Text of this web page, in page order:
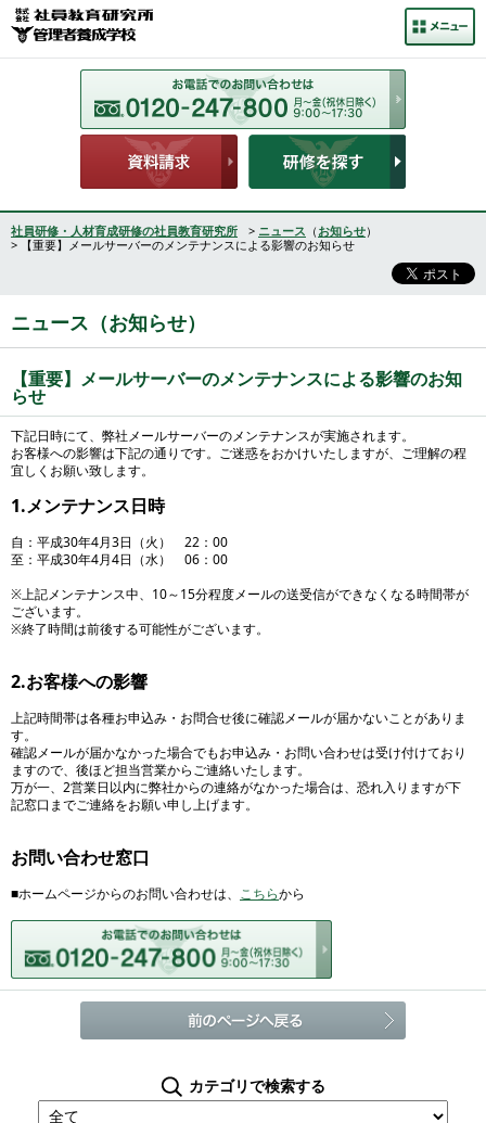
社員研修・人材育成研修の社員教育研究所 > ニュース （ お知らせ）
> 【重要】メールサーバーのメンテナンスによる影響のお知らせ
ニュース（お知らせ）
【重要】メールサーバーのメンテナンスによる影響のお知
らせ
下記日時にて、弊社メールサーバーのメンテナンスが実施されます。
お客様への影響は下記の通りです。ご迷惑をおかけいたしますが、ご理解の程
宜しくお願い致します。
1.メンテナンス日時
自：平成30年4月3日（火） 22：00
至：平成30年4月4日（水） 06：00
※上記メンテナンス中、10～15分程度メールの送受信ができなくなる時間帯が
ございます。
※終了時間は前後する可能性がございます。
2.お客様への影響
上記時間帯は各種お申込み・お問合せ後に確認メールが届かないことがありま
す。
確認メールが届かなかった場合でもお申込み・お問い合わせは受け付けており
ますので、後ほど担当営業からご連絡いたします。
万が一、2営業日以内に弊社からの連絡がなかった場合は、恐れ入りますが下
記窓口までご連絡をお願い申し上げます。
お問い合わせ窓口
■ホームページからのお問い合わせは、 こちらから
カテゴリで検索する